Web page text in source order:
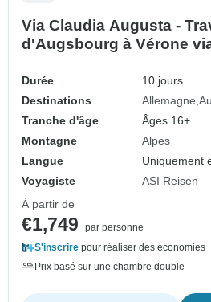
Via Claudia Augusta -
d'Augsbourg à Vérone
Durée
10 jours
Destinations
Allemagne
Tranche d'âge
Âges 16+
Montagne
Alpes
Langue
Uniquement
Voyagiste
ASI Reisen
À partir de
€1,749
par personne
S'inscrire pour réaliser des économies
Prix basé sur une chambre double